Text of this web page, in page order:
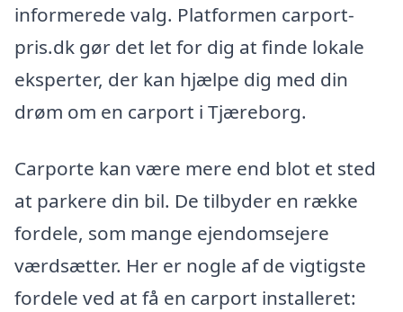
informerede valg. Platformen carport-
pris.dk gør det let for dig at finde lokale
eksperter, der kan hjælpe dig med din
drøm om en carport i Tjæreborg.
Carporte kan være mere end blot et sted
at parkere din bil. De tilbyder en række
fordele, som mange ejendomsejere
værdsætter. Her er nogle af de vigtigste
fordele ved at få en carport installeret: